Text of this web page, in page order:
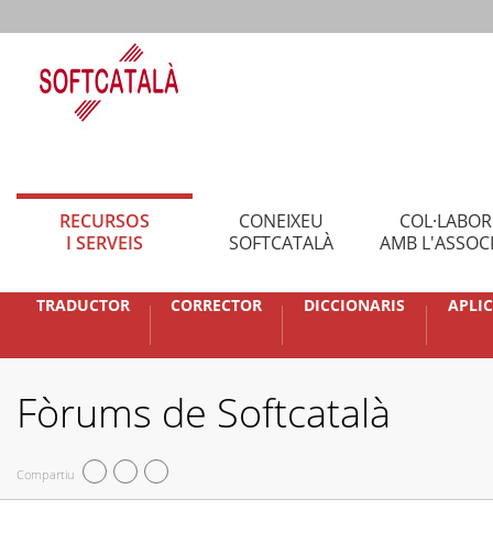
RECURSOS
I SERVEIS
CONEIXEU
SOFTCATALÀ
AMB
TRADUCTOR CORRECTOR DICCIONARIS
Fòrums de Softcatalà
Compartiu